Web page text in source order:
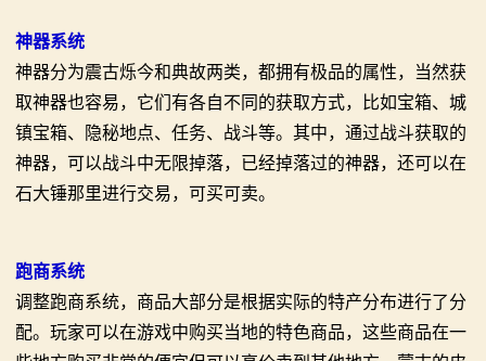
神器系统
神器分为震古烁今和典故两类，都拥有极品的属性，当然获
取神器也容易，它们有各自不同的获取方式，比如宝箱、城
镇宝箱、隐秘地点、任务、战斗等。其中，通过战斗获取的
神器，可以战斗中无限掉落，已经掉落过的神器，还可以在
石大锤那里进行交易，可买可卖。
跑商系统
调整跑商系统，商品大部分是根据实际的特产分布进行了分
配。玩家可以在游戏中购买当地的特色商品，这些商品在一